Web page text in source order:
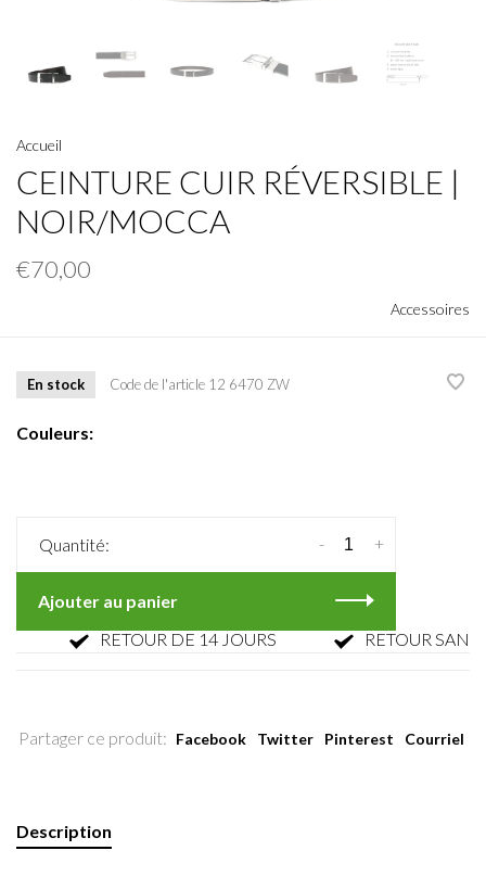
Accueil
CEINTURE CUIR RÉVERSIBLE |
NOIR/MOCCA
€70,00
Accessoires
En stock Code de l'article 12 6470 ZW
Couleurs:
Quantité: +
-
Ajouter au panier
RETOUR DE 14 JOURS
RETOUR SANS
Partager ce produit: Facebook Twitter Pinterest Courriel
Description